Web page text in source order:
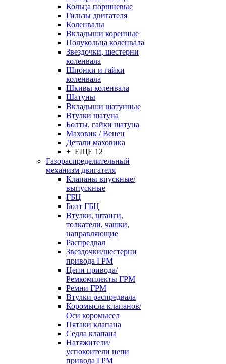
Кольца поршневые
Гильзы двигателя
Коленвалы
Вкладыши коренные
Полукольца коленвала
Звездочки, шестерни
коленвала
Шпонки и гайки
коленвала
Шкивы коленвала
Шатуны
Вкладыши шатунные
Втулки шатуна
Болты, гайки шатуна
Маховик / Венец
Детали маховика
+ ЕЩЕ 12
Газораспределительный
механизм двигателя
Клапаны впускные/
выпускные
ГБЦ
Болт ГБЦ
Втулки, штанги,
толкатели, чашки,
направляющие
Распредвал
Звездочки/шестерни
привода ГРМ
Цепи привода/
Ремкомплекты ГРМ
Ремни ГРМ
Втулки распредвала
Коромысла клапанов/
Оси коромысел
Пятаки клапана
Седла клапана
Натяжители/
успокоители цепи
привода ГРМ